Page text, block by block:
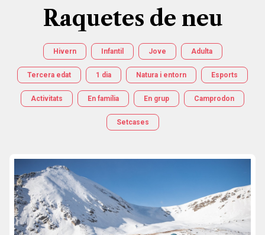
Raquetes de neu
Hivern Infantil Jove Adulta
Tercera edat 1 dia Natura i entorn Esports
Activitats En família En grup Camprodon
Setcases